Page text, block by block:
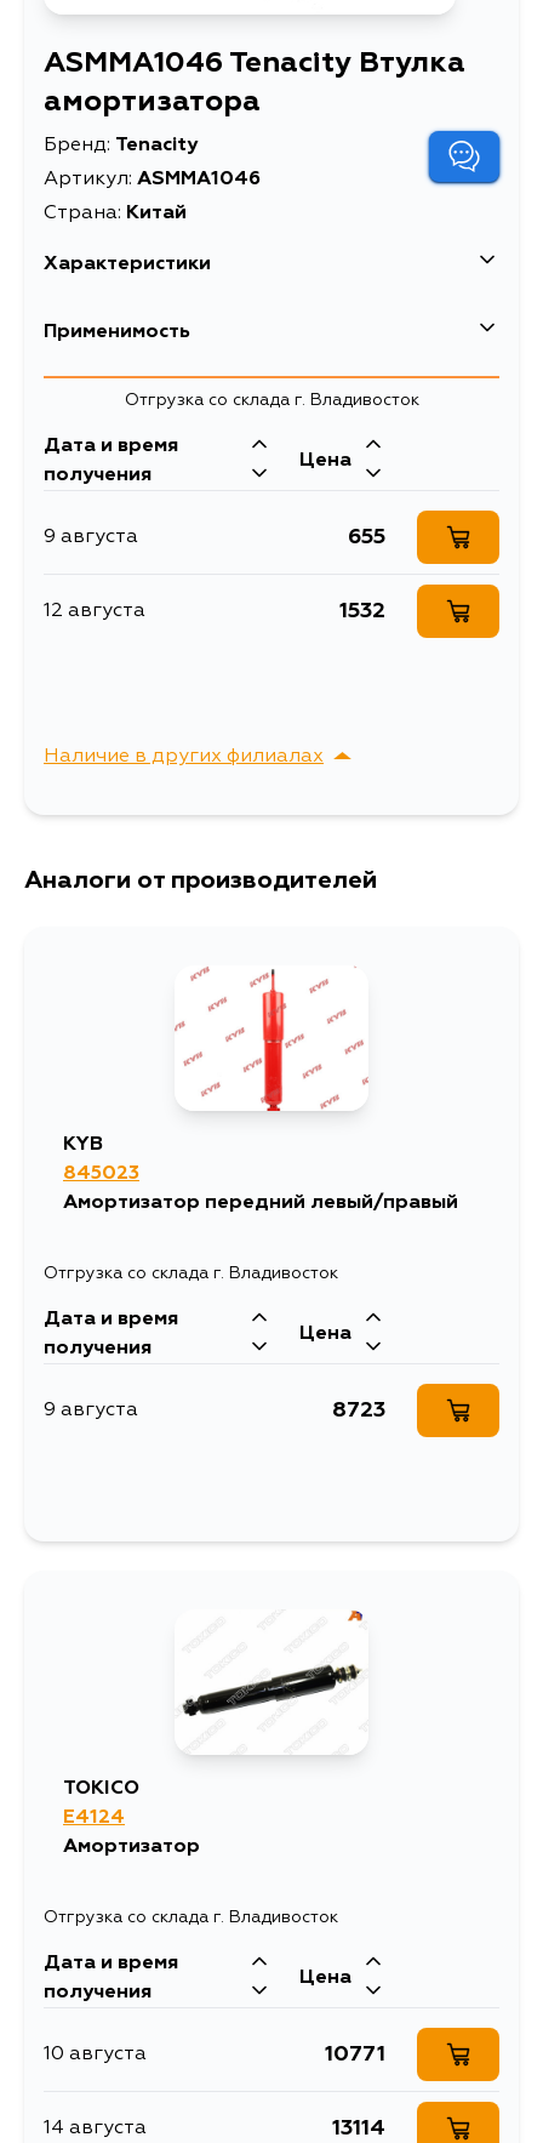
ASMMA1046 Tenacity Втулка
амортизатора
Бренд: Tenacity
Артикул: ASMMA1046
Страна: Китай
Характеристики
Высота упаковки, мм
Объем упаковки, л 2.376
Ширина упаковки, мм
Применимость
Отгрузка со склада г. Владивосток
Дата и время
получения
Цена
9 августа 655
12 августа 1532
Наличие в других филиалах
г. Владивосток,
Аналоги от производителей
KYB
845023
Амортизатор передний левый/правый
Отгрузка со склада г. Владивосток
Дата и время
получения
Цена
9 августа 8723
TOKICO
E4124
Амортизатор
Отгрузка со склада г. Владивосток
Дата и время
получения
Цена
10 августа 10771
14 августа 13114